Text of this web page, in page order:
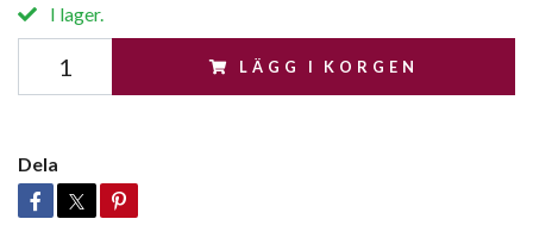
I lager.
LÄGG I KORGEN
Dela